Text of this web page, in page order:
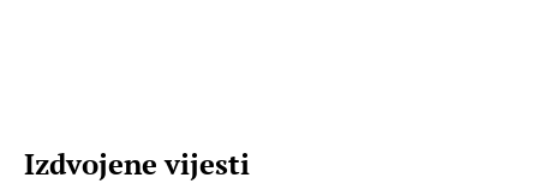
Izdvojene vijesti